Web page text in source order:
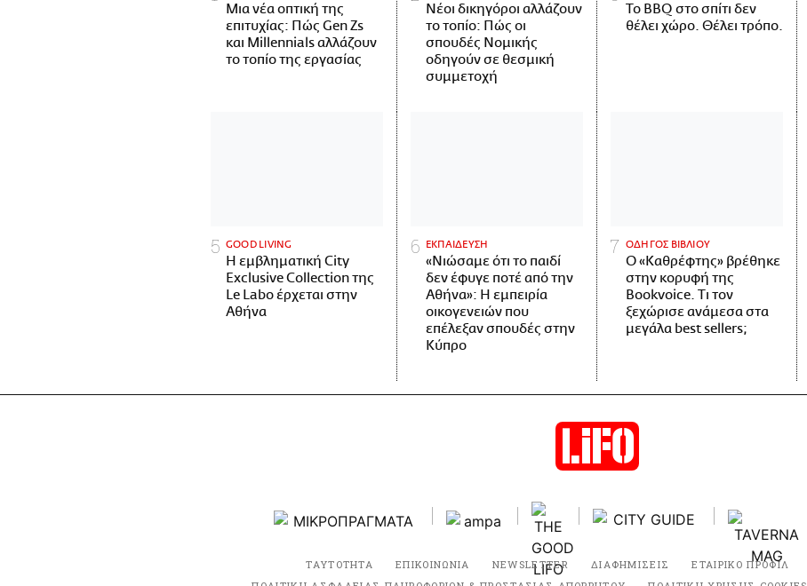
Μια νέα οπτική της
επιτυχίας: Πώς Gen Zs
και Millennials αλλάζουν
το τοπίο της εργασίας
Νέοι δικηγόροι αλλάζουν
το τοπίο: Πώς οι
σπουδές Νομικής
οδηγούν σε θεσμική
συμμετοχή
Το BBQ στο σπίτι δεν
θέλει χώρο. Θέλει τρόπο.
GOOD LIVING
Η εμβληματική City
Exclusive Collection της
Le Labo έρχεται στην
Αθήνα
ΕΚΠΑΙΔΕΥΣΗ
«Νιώσαμε ότι το παιδί
δεν έφυγε ποτέ από την
Αθήνα»: Η εμπειρία
οικογενειών που
επέλεξαν σπουδές στην
Κύπρο
ΟΔΗΓΟΣ ΒΙΒΛΙΟΥ
Ο «Καθρέφτης» βρέθηκε
στην κορυφή της
Bookvoice. Τι τον
ξεχώρισε ανάμεσα στα
μεγάλα best sellers;
ΤΑΥΤΟΤΗΤΑ ΕΠΙΚΟΙΝΩΝΙΑ NEWSLETTER ΔΙΑΦΗΜΙΣΕΙΣ ΕΤΑΙΡΙΚΟ ΠΡΟΦΙΛ